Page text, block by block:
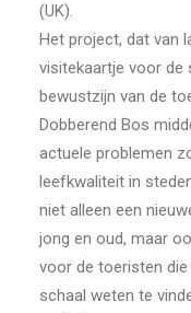
(UK).
Het project, dat van
visitekaartje voor de
bewustzijn van de
Dobberend Bos
actuele problemen
leefkwaliteit in
niet alleen een
jong en oud, maar
voor de toeristen
schaal weten te